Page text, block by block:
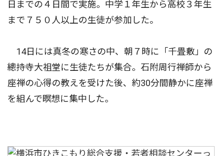
日までの４日間で実施。中学１年生から高校３年生
まで７５０人以上の生徒が参加した。
14日には真冬の寒さの中、朝７時に「千畳敷」の
總持寺大祖堂に生徒たちが集合。石附周行禅師から
座禅の心得の教えを受けた後、約30分間静かに座禅
を組んで瞑想に集中した。